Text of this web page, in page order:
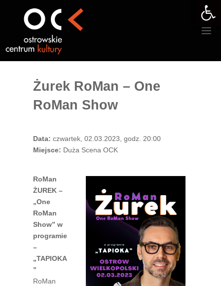
Żurek RoMan – One
RoMan Show
Data: czwartek, 02.03.2023, godz. 20:00
Miejsce: Duża Scena OCK
RoMan
ŻUREK –
„One
RoMan
Show” w
programie
–
„TAPIOKA
”
RoMan